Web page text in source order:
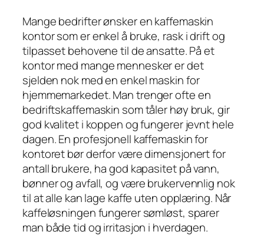
Mange bedrifter ønsker en kaffemaskin
kontor som er enkel å bruke, rask i drift og
tilpasset behovene til de ansatte. På et
kontor med mange mennesker er det
sjelden nok med en enkel maskin for
hjemmemarkedet. Man trenger ofte en
bedriftskaffemaskin som tåler høy bruk, gir
god kvalitet i koppen og fungerer jevnt hele
dagen. En profesjonell kaffemaskin for
kontoret bør derfor være dimensjonert for
antall brukere, ha god kapasitet på vann,
bønner og avfall, og være brukervennlig nok
til at alle kan lage kaffe uten opplæring. Når
kaffeløsningen fungerer sømløst, sparer
man både tid og irritasjon i hverdagen.